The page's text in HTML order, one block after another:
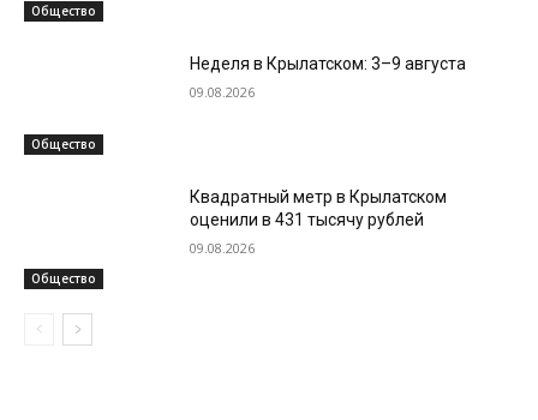
Общество
Общество
Неделя в Крылатском: 3–9 августа
09.08.2026
Общество
Квадратный метр в Крылатском
оценили в 431 тысячу рублей
09.08.2026